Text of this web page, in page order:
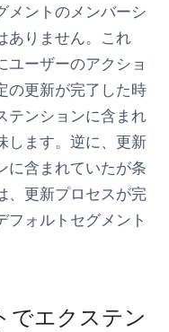
メントのメンバーシ
ありません。これ
ユーザーのアクショ
の更新が完了した時
テンションに含まれ
します。逆に、更新
に含まれていたが条
、更新プロセスが完
フォルトセグメント
でエクステン